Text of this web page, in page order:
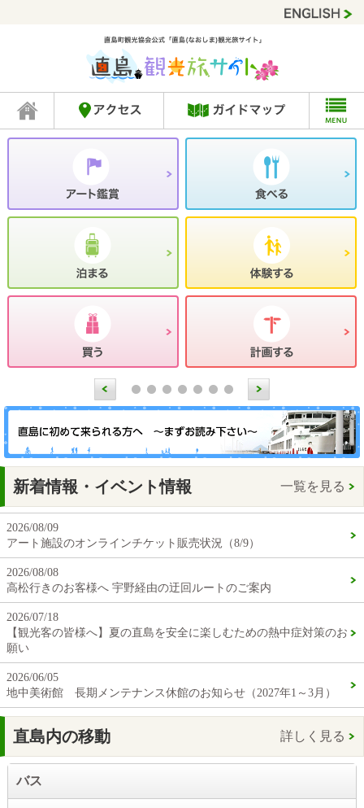
新着情報・イベント情報 一覧を見る
2026/08/09
アート施設のオンラインチケット販売状況（8/9）
2026/08/08
高松行きのお客様へ 宇野経由の迂回ルートのご案内
2026/07/18
【観光客の皆様へ】夏の直島を安全に楽しむための熱中症対策のお
願い
2026/06/05
地中美術館 長期メンテナンス休館のお知らせ（2027年1～3月）
直島内の移動 詳しく見る
バス